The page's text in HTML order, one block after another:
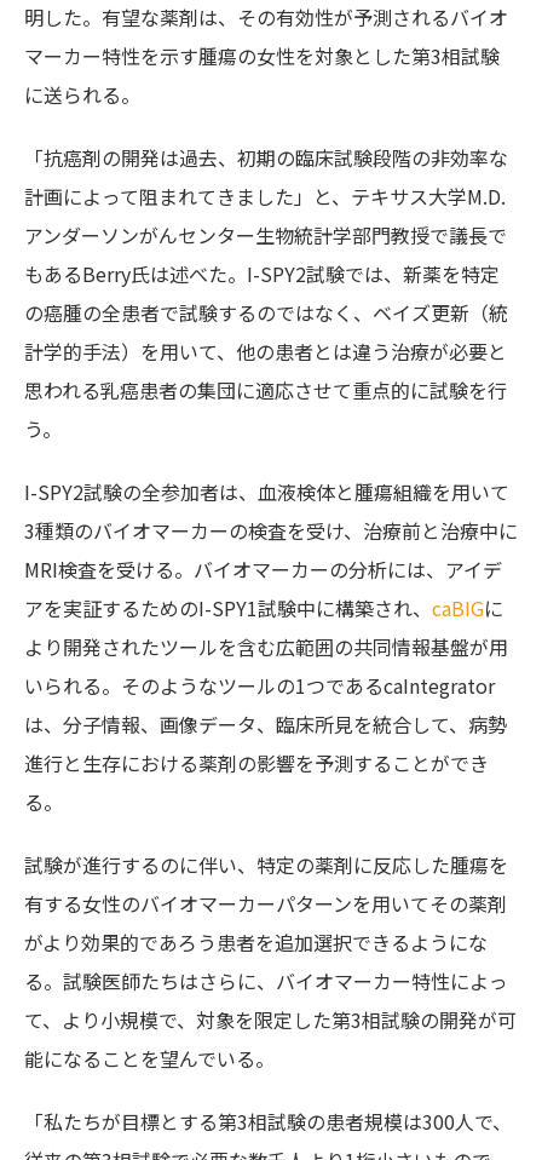
明した。有望な薬剤は、その有効性が予測されるバイオ
マーカー特性を示す腫瘍の女性を対象とした第3相試験
に送られる。
「抗癌剤の開発は過去、初期の臨床試験段階の非効率な
計画によって阻まれてきました」と、テキサス大学M.D.
アンダーソンがんセンター生物統計学部門教授で議長で
もあるBerry氏は述べた。I-SPY2試験では、新薬を特定
の癌腫の全患者で試験するのではなく、ベイズ更新（統
計学的手法）を用いて、他の患者とは違う治療が必要と
思われる乳癌患者の集団に適応させて重点的に試験を行
う。
I-SPY2試験の全参加者は、血液検体と腫瘍組織を用いて
3種類のバイオマーカーの検査を受け、治療前と治療中に
MRI検査を受ける。バイオマーカーの分析には、アイデ
アを実証するためのI-SPY1試験中に構築され、 caBIGに
より開発されたツールを含む広範囲の共同情報基盤が用
いられる。そのようなツールの1つであるcaIntegrator
は、分子情報、画像データ、臨床所見を統合して、病勢
進行と生存における薬剤の影響を予測することができ
る。
試験が進行するのに伴い、特定の薬剤に反応した腫瘍を
有する女性のバイオマーカーパターンを用いてその薬剤
がより効果的であろう患者を追加選択できるようにな
る。試験医師たちはさらに、バイオマーカー特性によっ
て、より小規模で、対象を限定した第3相試験の開発が可
能になることを望んでいる。
「私たちが目標とする第3相試験の患者規模は300人で、